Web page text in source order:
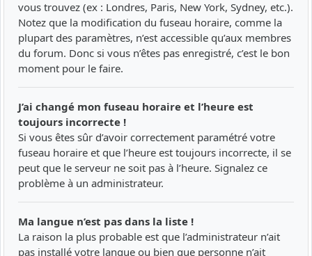
vous trouvez (ex : Londres, Paris, New York, Sydney, etc.).
Notez que la modification du fuseau horaire, comme la
plupart des paramètres, n’est accessible qu’aux membres
du forum. Donc si vous n’êtes pas enregistré, c’est le bon
moment pour le faire.
J’ai changé mon fuseau horaire et l’heure est
toujours incorrecte !
Si vous êtes sûr d’avoir correctement paramétré votre
fuseau horaire et que l’heure est toujours incorrecte, il se
peut que le serveur ne soit pas à l’heure. Signalez ce
problème à un administrateur.
Ma langue n’est pas dans la liste !
La raison la plus probable est que l’administrateur n’ait
pas installé votre langue ou bien que personne n’ait